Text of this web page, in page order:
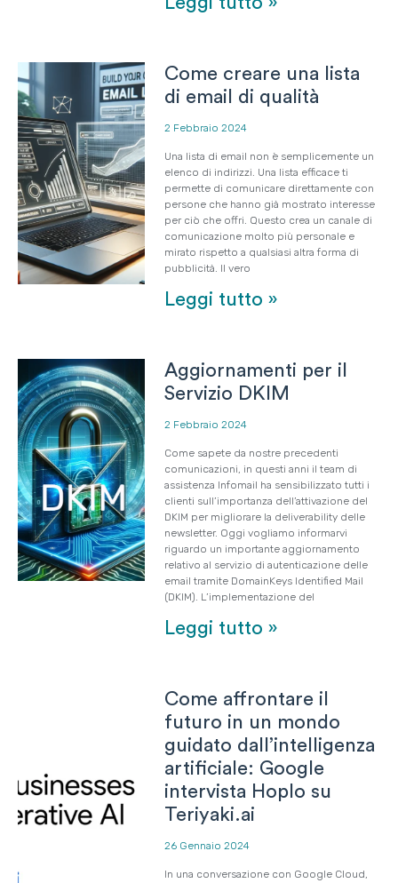
Come creare una lista
di email di qualità
2 Febbraio 2024
Una lista di email non è semplicemente un
elenco di indirizzi. Una lista efficace ti
permette di comunicare direttamente con
persone che hanno già mostrato interesse
per ciò che offri. Questo crea un canale di
comunicazione molto più personale e
mirato rispetto a qualsiasi altra forma di
pubblicità. Il vero
Leggi tutto »
Aggiornamenti per il
Servizio DKIM
2 Febbraio 2024
Come sapete da nostre precedenti
comunicazioni, in questi anni il team di
assistenza Infomail ha sensibilizzato tutti i
clienti sull’importanza dell’attivazione del
DKIM per migliorare la deliverability delle
newsletter. Oggi vogliamo informarvi
riguardo un importante aggiornamento
relativo al servizio di autenticazione delle
email tramite DomainKeys Identified Mail
(DKIM). L’implementazione del
Leggi tutto »
Come affrontare il
futuro in un mondo
guidato dall’intelligenza
artificiale: Google
intervista Hoplo su
Teriyaki.ai
26 Gennaio 2024
In una conversazione con Google Cloud,